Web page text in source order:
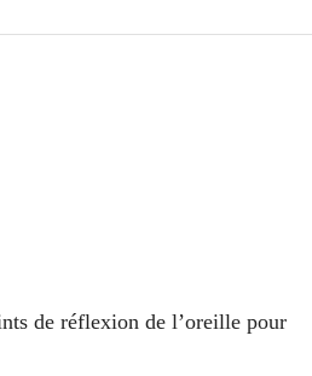
de réflexion de l’oreille pour